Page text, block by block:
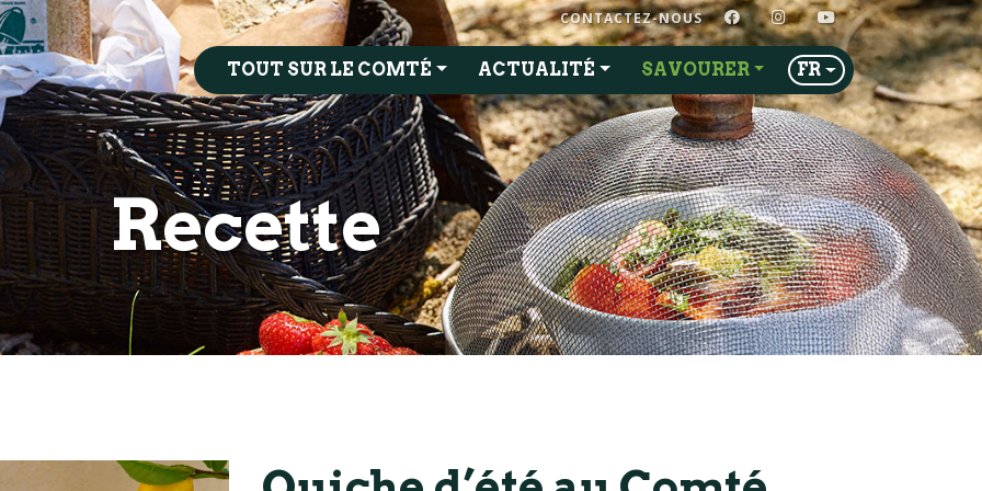
CONTACTEZ-NOUS FACEBOOKINSTAGRAM
YOUTUBE
TOUT SUR LE COMTÉ ACTUALITÉ SAVOURER FR
Recette